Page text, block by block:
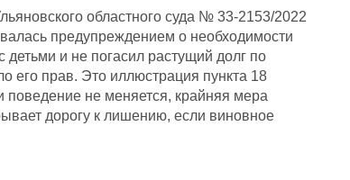
областного суда № 33-2153/2022
предупреждением о необходимости
и не погасил растущий долг по
его прав. Это иллюстрация пункта 18
не меняется, крайняя мера
дорогу к лишению, если виновное